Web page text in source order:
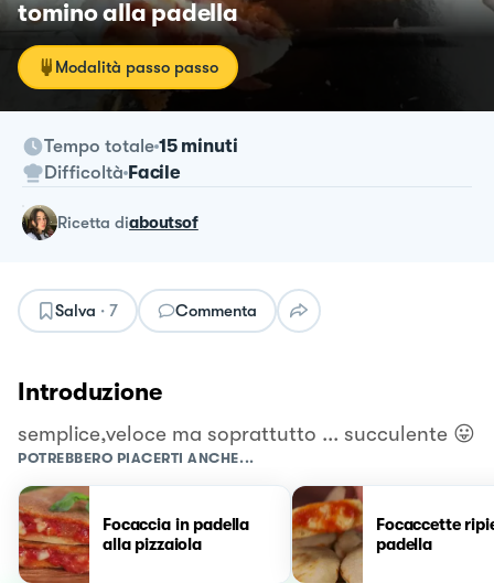
tomino alla padella
Modalità passo passo
Tempo totale 15 minuti
Difficoltà Facile
ricetta diaboutsof
Salva · 7 Commenta
Introduzione
semplice,veloce ma soprattutto ... succulente 😛
POTREBBERO PIACERTI ANCHE...
Focaccia in padella
alla pizzaiola
Focaccette
padella